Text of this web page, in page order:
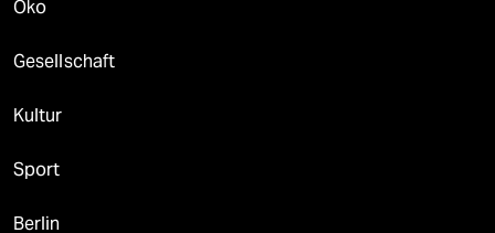
Öko
Gesellschaft
Kultur
Sport
Berlin